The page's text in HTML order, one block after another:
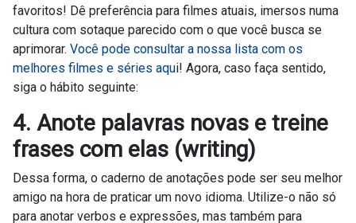
favoritos! Dê preferência para filmes atuais, imersos numa
cultura com sotaque parecido com o que você busca se
aprimorar. Você pode consultar a nossa lista com os
melhores filmes e séries aqui! Agora, caso faça sentido,
siga o hábito seguinte:
4. Anote palavras novas e treine
frases com elas (writing)
Dessa forma, o caderno de anotações pode ser seu melhor
amigo na hora de praticar um novo idioma. Utilize-o não só
para anotar verbos e expressões, mas também para